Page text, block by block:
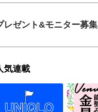
レゼント&モニター募集
気連載